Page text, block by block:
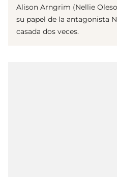
Alison Arngrim (Nellie
su papel de la antagonista
casada dos veces.